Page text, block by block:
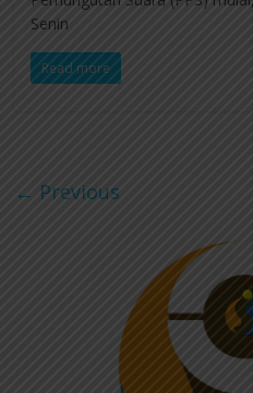
Senin
Read more
← Previous